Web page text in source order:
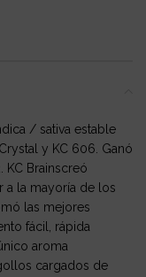
/ sativa estable
y KC 606. Ganó
Brainscreó
a la mayoría de los
las mejores
fácil, rápida
aroma
cargados de